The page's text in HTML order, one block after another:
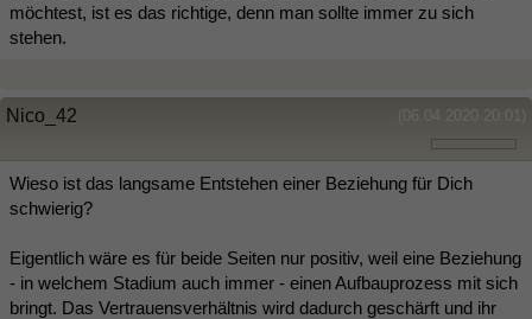
möchtest, ist es das richtige, denn man sollte immer zu sich
stehen.
(06.04.2020 20:01)
Nico_42
Wieso ist das langsame Entstehen einer Beziehung für Dich
schwierig?
Eigentlich wäre es für beide Seiten nur positiv, weil eine Beziehung
- in welchem Stadium auch immer - einen Aufbauprozess mit sich
bringt. Das Vertrauensverhältnis wird dadurch geschärft und ihr